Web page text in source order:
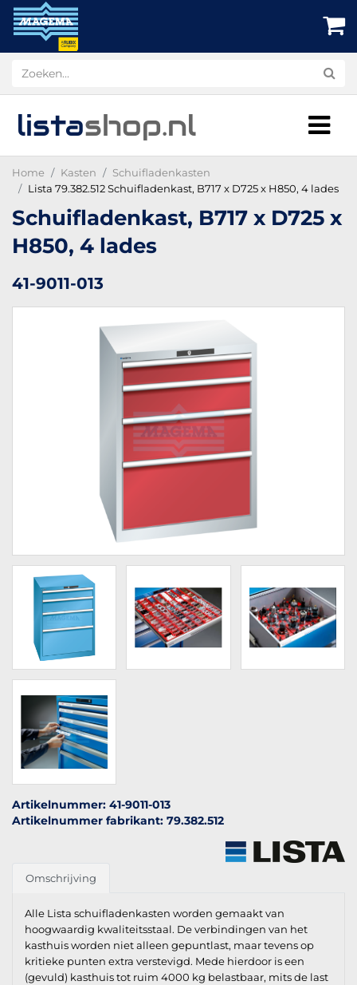
listashop.nl
Home Kasten
Schuifladenkasten
Lista 79.382.512 Schuifladenkast, B717 x D725 x H850, 4 lades
Schuifladenkast, B717 x D725 x
H850, 4 lades
41-9011-013
Artikelnummer: 41-9011-013
Artikelnummer fabrikant: 79.382.512
Omschrijving
Alle Lista schuifladenkasten worden gemaakt van
hoogwaardig kwaliteitsstaal. De verbindingen van het
kasthuis worden niet alleen gepuntlast, maar tevens op
kritieke punten extra verstevigd. Mede hierdoor is een
(gevuld) kasthuis tot ruim 4000 kg belastbaar, mits de last